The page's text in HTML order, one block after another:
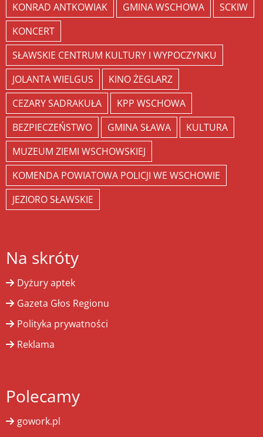
KONRAD ANTKOWIAK
GMINA WSCHOWA
SCKIW
KONCERT
SŁAWSKIE CENTRUM KULTURY I WYPOCZYNKU
JOLANTA WIELGUS
KINO ŻEGLARZ
CEZARY SADRAKUŁA
KPP WSCHOWA
BEZPIECZEŃSTWO
GMINA SŁAWA
KULTURA
MUZEUM ZIEMI WSCHOWSKIEJ
KOMENDA POWIATOWA POLICJI WE WSCHOWIE
JEZIORO SŁAWSKIE
Na skróty
Dyżury aptek
Gazeta Głos Regionu
Polityka prywatności
Reklama
Polecamy
gowork.pl